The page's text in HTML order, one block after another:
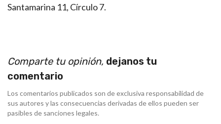
Santamarina 11, Círculo 7.
Comparte tu opinión, dejanos tu
comentario
Los comentarios publicados son de exclusiva responsabilidad de
sus autores y las consecuencias derivadas de ellos pueden ser
pasibles de sanciones legales.